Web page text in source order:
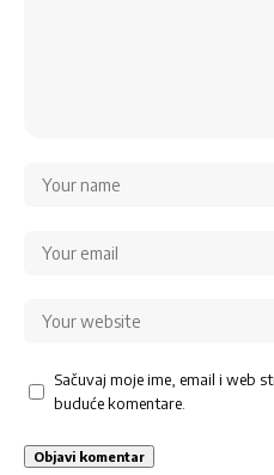
Sačuvaj moje ime, email i web
buduće komentare.